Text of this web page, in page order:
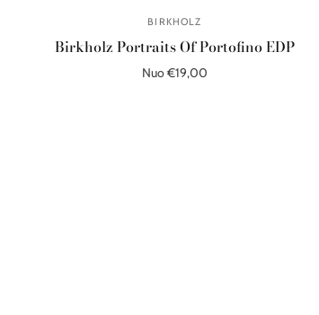
BIRKHOLZ
Birkholz Portraits Of Portofino EDP
Nuo €19,00